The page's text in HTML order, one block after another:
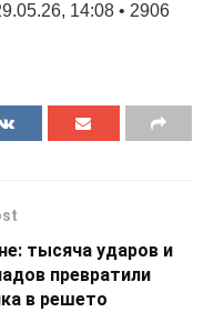
14:08 • 2906
тысяча ударов и
превратили
в решето